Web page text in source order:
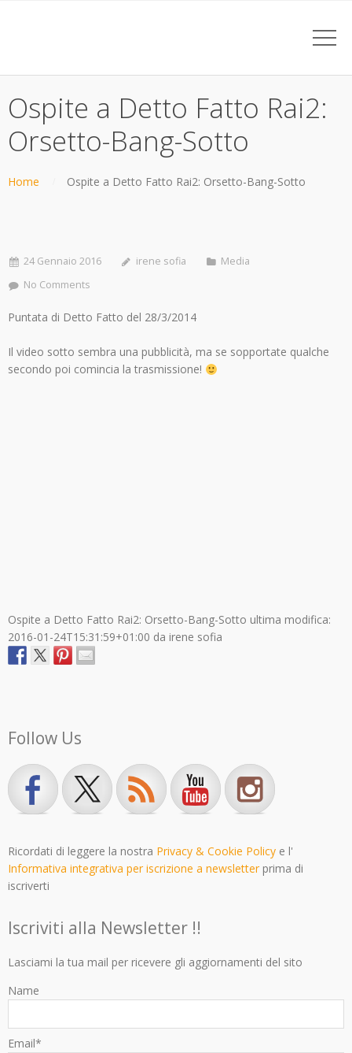
Ospite a Detto Fatto Rai2:
Orsetto-Bang-Sotto
Home Ospite a Detto Fatto Rai2: Orsetto-Bang-Sotto
24 Gennaio 2016 irene sofia
Media
No Comments
Puntata di Detto Fatto del 28/3/2014
Il video sotto sembra una pubblicità, ma se sopportate qualche
secondo poi comincia la trasmissione!
Ospite a Detto Fatto Rai2: Orsetto-Bang-Sotto ultima modifica:
2016-01-24T15:31:59+01:00 da irene sofia
Follow Us
Ricordati di leggere la nostra Privacy & Cookie Policy e l'
Informativa integrativa per iscrizione a newsletterprima di
iscriverti
Iscriviti alla Newsletter !!
Lasciami la tua mail per ricevere gli aggiornamenti del sito
Name
Email*